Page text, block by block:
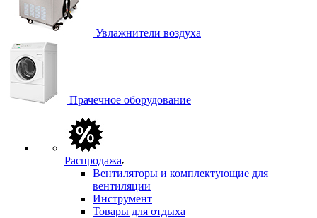
Увлажнители воздуха
Прачечное оборудование
Распродажа
Вентиляторы и комплектующие для
вентиляции
Инструмент
Товары для отдыха